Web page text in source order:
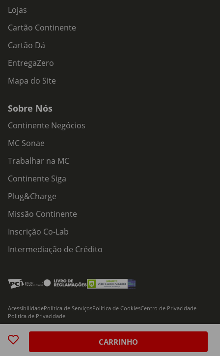
CARRINHO
Lojas
Cartão Continente
Cartão Dá
EntregaZero
Mapa do Site
Sobre Nós
Continente Negócios
MC Sonae
Trabalhar na MC
Continente Siga
Plug&Charge
Missão Continente
Inscrição Co-Lab
Intermediação de Crédito
© 2026 Modelo Continente Hipermercados, S.A. Todos os direitos reservados
AcessibilidadePolítica de ServiçosPolítica de CookiesCentro de Privacidade
Política de Privacidade